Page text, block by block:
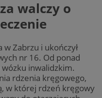
walczy o
Zabrzu i ukończył
nr 16. Od ponad
wózku inwalidzkim.
rdzenia kręgowego,
w której rdzeń kręgowy